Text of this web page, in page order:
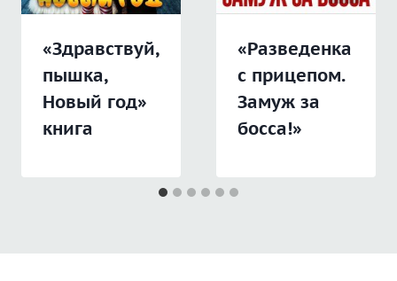
«Здравствуй,
пышка,
Новый год»
книга
«Разведенка
с прицепом.
Замуж за
босса!»